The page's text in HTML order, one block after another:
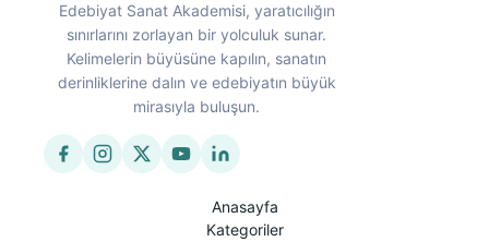
Edebiyat Sanat Akademisi, yaratıcılığın
sınırlarını zorlayan bir yolculuk sunar.
Kelimelerin büyüsüne kapılın, sanatın
derinliklerine dalın ve edebiyatın büyük
mirasıyla buluşun.
Anasayfa
Kategoriler